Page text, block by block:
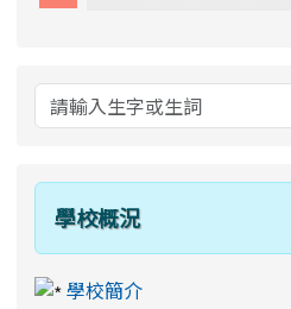
學校概況
學校簡介